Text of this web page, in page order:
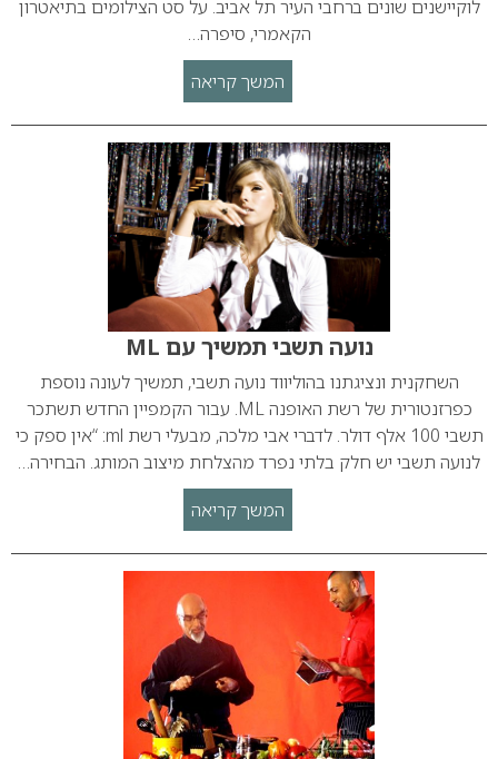
לוקיישנים שונים ברחבי העיר תל אביב. על סט הצילומים בתיאטרון
הקאמרי, סיפרה…
המשך קריאה
נועה תשבי תמשיך עם ML
השחקנית ונציגתנו בהוליווד נועה תשבי, תמשיך לעונה נוספת
כפרזנטורית של רשת האופנה ML. עבור הקמפיין החדש תשתכר
תשבי 100 אלף דולר. לדברי אבי מלכה, מבעלי רשת ml: “אין ספק כי
לנועה תשבי יש חלק בלתי נפרד מהצלחת מיצוב המותג. הבחירה…
המשך קריאה